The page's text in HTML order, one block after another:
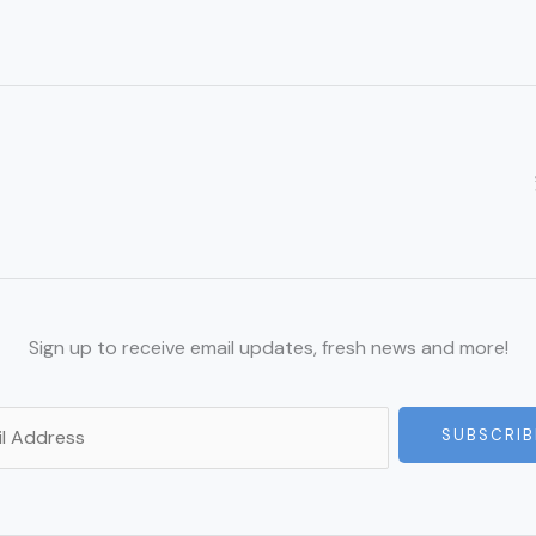
Sign up to receive email updates, fresh news and more!